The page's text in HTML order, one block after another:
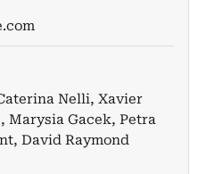
Nelli, Xavier
, Marysia Gacek, Petra
, David Raymond